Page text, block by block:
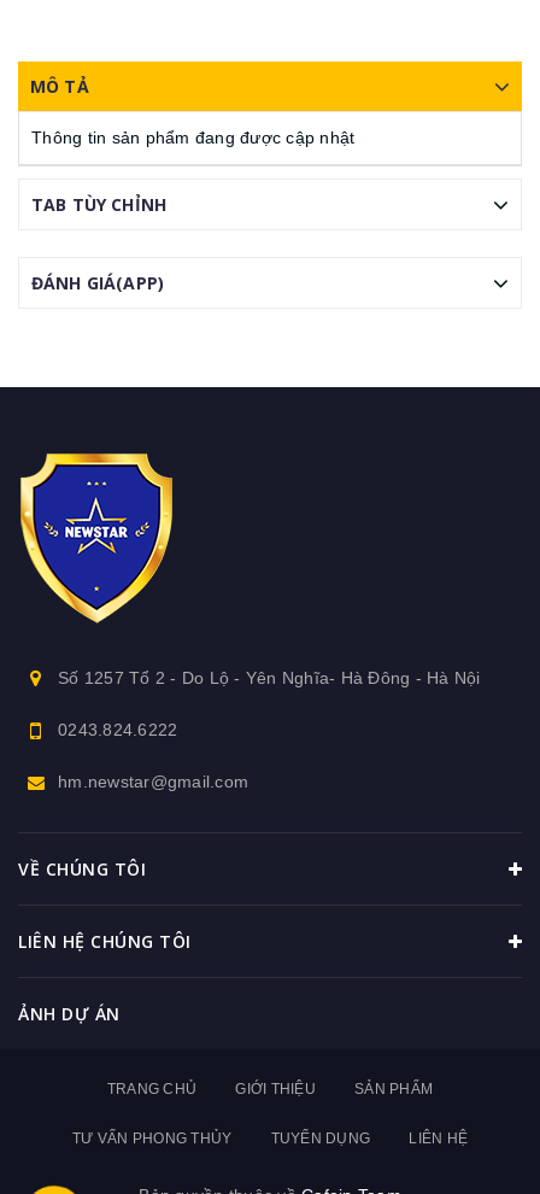
MÔ TẢ
Thông tin sản phẩm đang được cập nhật
TAB TÙY CHỈNH
ĐÁNH GIÁ(APP)
Số 1257 Tổ 2 - Do Lộ - Yên Nghĩa- Hà Đông - Hà Nội
0243.824.6222
hm.newstar@gmail.com
VỀ CHÚNG TÔI
LIÊN HỆ CHÚNG TÔI
ẢNH DỰ ÁN
TRANG CHỦ GIỚI THIỆU SẢN PHẨM
TƯ VẤN PHONG THỦY TUYỂN DỤNG LIÊN HỆ